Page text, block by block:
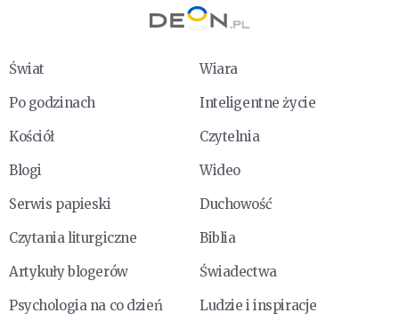
Świat
Wiara
Po godzinach
Inteligentne życie
Kościół
Czytelnia
Blogi
Wideo
Serwis papieski
Duchowość
Czytania liturgiczne
Biblia
Artykuły blogerów
Świadectwa
Psychologia na co dzień
Ludzie i inspiracje